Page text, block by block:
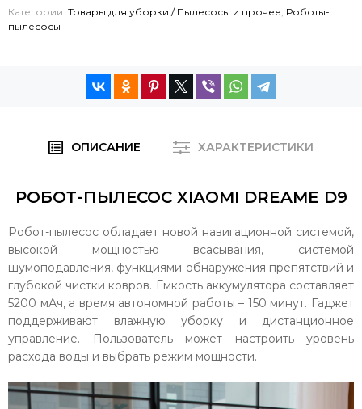
Категории: Товары для уборки / Пылесосы и прочее, Роботы-
пылесосы
ОПИСАНИЕ ХАРАКТЕРИСТИКИ
РОБОТ-ПЫЛЕСОС XIAOMI DREAME D9
Робот-пылесос обладает новой навигационной системой,
высокой мощностью всасывания, системой
шумоподавления, функциями обнаружения препятствий и
глубокой чистки ковров. Емкость аккумулятора составляет
5200 мАч, а время автономной работы – 150 минут. Гаджет
поддерживают влажную уборку и дистанционное
управление. Пользователь может настроить уровень
расхода воды и выбрать режим мощности.